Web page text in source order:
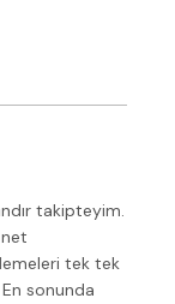
takipteyim.
tek tek
sonunda